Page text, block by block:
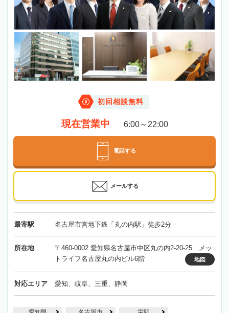
初回相談無料
現在営業中 6:00～22:00
電話する
メールする
最寄駅 名古屋市営地下鉄「丸の内駅」徒歩2分
所在地
〒460-0002 愛知県名古屋市中区丸の内2-20-25 メッ
トライフ名古屋丸の内ビル6階
地図
対応エリア 愛知、岐阜、三重、静岡